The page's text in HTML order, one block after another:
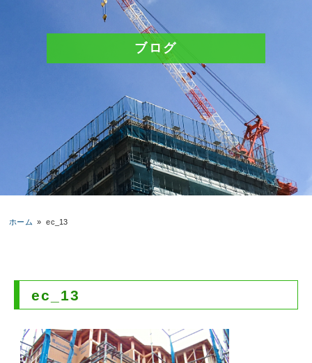
ブログ
ホーム »ec_13
ec_13